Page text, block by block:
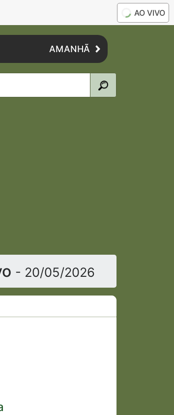
AO VIVO
AMANHÃ
- 20/05/2026